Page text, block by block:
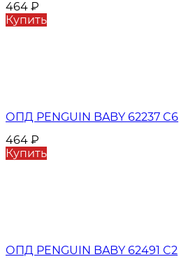
464 ₽
Купить
ОПД PENGUIN BABY 62237 C6
464 ₽
Купить
ОПД PENGUIN BABY 62491 C2